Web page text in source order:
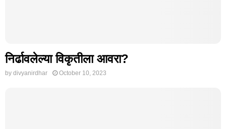
निर्ढावलेल्या विकृतीला आवरा?
by divyanirdhar October 10, 2023